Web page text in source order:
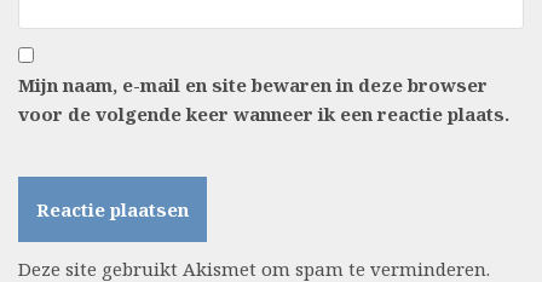
Mijn naam, e-mail en site bewaren in deze browser
voor de volgende keer wanneer ik een reactie plaats.
Deze site gebruikt Akismet om spam te verminderen.